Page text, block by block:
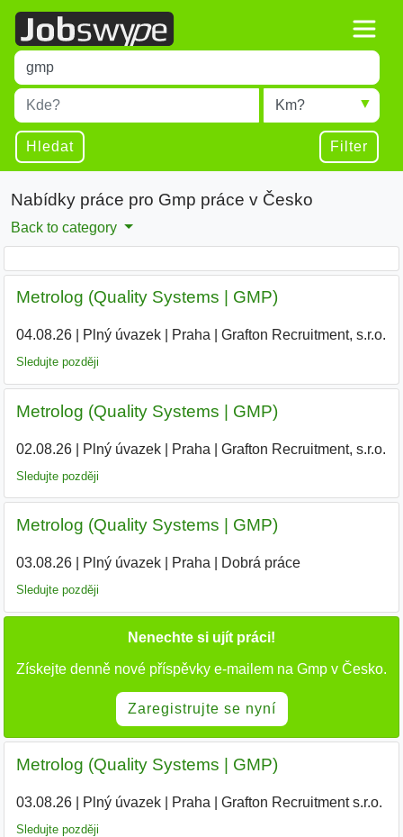
Title
Type 1 or more characters for results.
Místo
Type 1 or more characters for results.
Radius
Hledat Filter
Nabídky práce pro Gmp práce v Česko
Back to category
Metrolog (Quality Systems | GMP)
04.08.26| Plný úvazek| Praha Grafton Recruitment, s.r.o.
Sledujte později
Metrolog (Quality Systems | GMP)
02.08.26| Plný úvazek| Praha Grafton Recruitment, s.r.o.
Sledujte později
Metrolog (Quality Systems | GMP)
03.08.26| Plný úvazek| Praha Dobrá práce
Sledujte později
Nenechte si ujít práci!
Získejte denně nové příspěvky e-mailem na Gmp v Česko.
Zaregistrujte se nyní
Metrolog (Quality Systems | GMP)
03.08.26| Plný úvazek| Praha Grafton Recruitment s.r.o.
Sledujte později